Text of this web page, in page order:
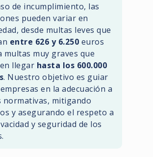
de incumplimiento, las
pueden variar en
desde multas leves que
entre 626 y 6.250 euros
multas muy graves que
llegar hasta los 600.000
. Nuestro objetivo es guiar
en la adecuación a
normativas, mitigando
y asegurando el respeto a
y seguridad de los